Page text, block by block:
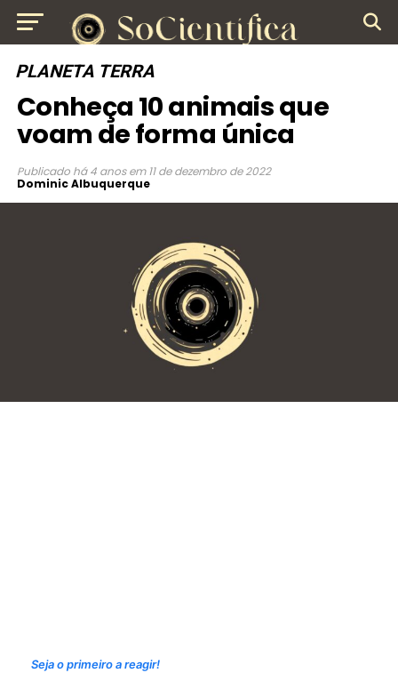
PLANETA TERRA
Conheça 10 animais que
voam de forma única
Publicado há 4 anos em 11 de dezembro de 2022
Dominic Albuquerque
Seja o primeiro a reagir!